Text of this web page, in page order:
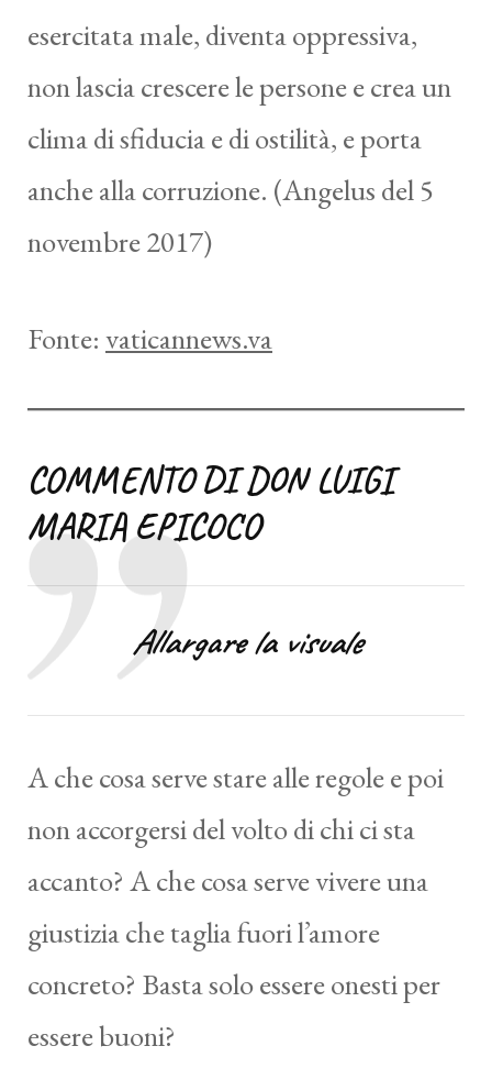
esercitata male, diventa oppressiva,
non lascia crescere le persone e crea un
clima di sfiducia e di ostilità, e porta
anche alla corruzione. (Angelus del 5
novembre 2017)
Fonte: vaticannews.va
COMMENTO DI DON LUIGI
MARIA EPICOCO
Allargare la visuale
A che cosa serve stare alle regole e poi
non accorgersi del volto di chi ci sta
accanto? A che cosa serve vivere una
giustizia che taglia fuori l’amore
concreto? Basta solo essere onesti per
essere buoni?